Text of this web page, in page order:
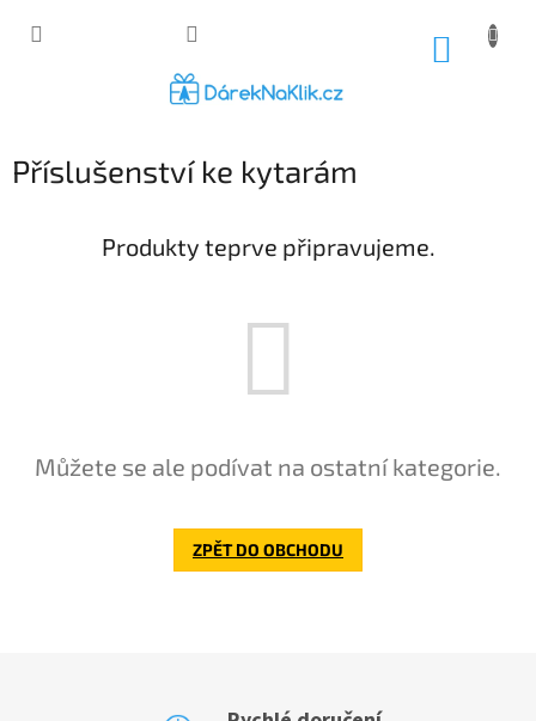
Příslušenství ke kytarám
Produkty teprve připravujeme.
Můžete se ale podívat na ostatní kategorie.
ZPĚT DO OBCHODU